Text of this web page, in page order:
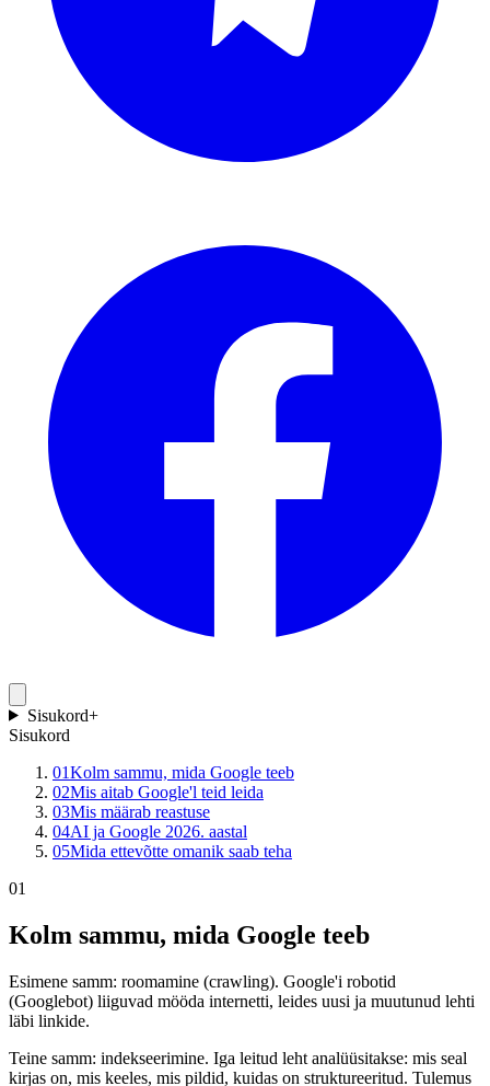
Sisukord+
Sisukord
01Kolm sammu, mida Google teeb
02Mis aitab Google'l teid leida
03Mis määrab reastuse
04AI ja Google 2026. aastal
05Mida ettevõtte omanik saab teha
01
Kolm sammu, mida Google teeb
Esimene samm: roomamine (crawling). Google'i robotid
(Googlebot) liiguvad mööda internetti, leides uusi ja muutunud lehti
läbi linkide.
Teine samm: indekseerimine. Iga leitud leht analüüsitakse: mis seal
kirjas on, mis keeles, mis pildid, kuidas on struktureeritud. Tulemus